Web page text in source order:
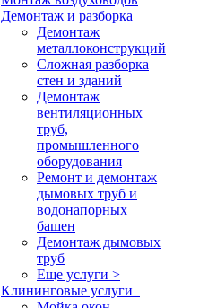
Демонтаж и разборка
Демонтаж
металлоконструкций
Сложная разборка
стен и зданий
Демонтаж
вентиляционных
труб,
промышленного
оборудования
Ремонт и демонтаж
дымовых труб и
водонапорных
башен
Демонтаж дымовых
труб
Еще услуги >
Клининговые услуги